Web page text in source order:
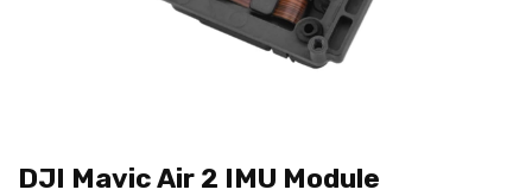
DJI Mavic Air 2 IMU Module